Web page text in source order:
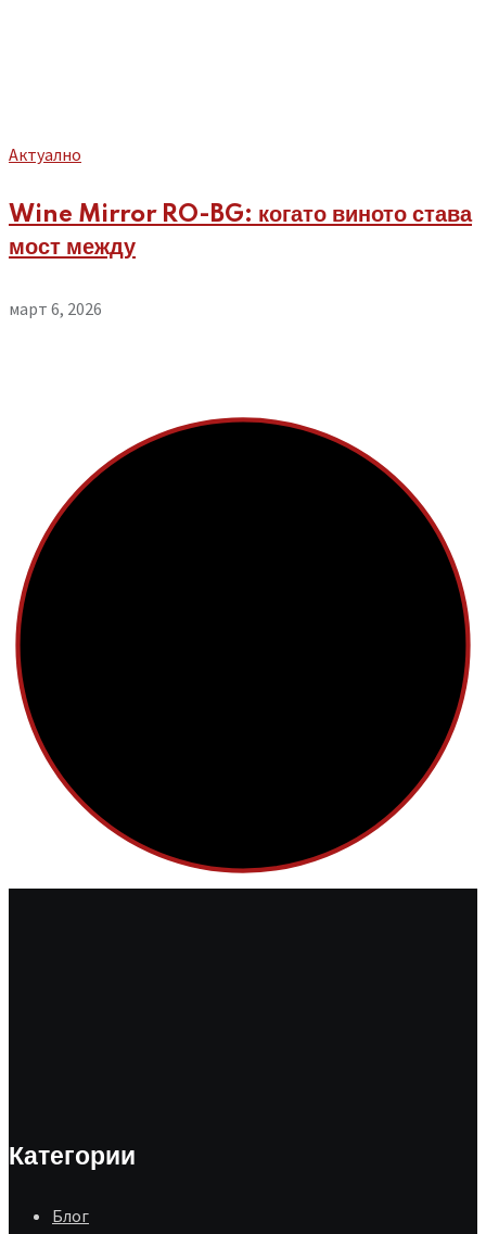
Aктуално
Wine Mirror RO-BG: когато виното става
мост между
март 6, 2026
Категории
Блог